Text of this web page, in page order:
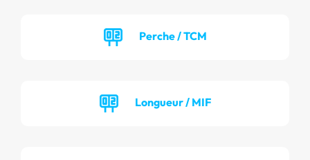
Perche / TCM
Longueur / MIF